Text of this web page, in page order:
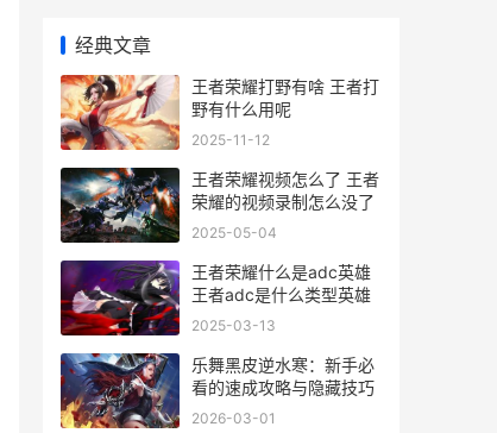
经典文章
王者荣耀打野有啥 王者打
野有什么用呢
2025-11-12
王者荣耀视频怎么了 王者
荣耀的视频录制怎么没了
2025-05-04
王者荣耀什么是adc英雄
王者adc是什么类型英雄
2025-03-13
乐舞黑皮逆水寒：新手必
看的速成攻略与隐藏技巧
2026-03-01